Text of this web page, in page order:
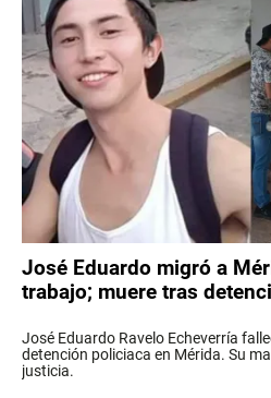
José Eduardo migró a
trabajo; muere tras
José Eduardo Ravelo Echeverría
detención policiaca en Mérida. Su
justicia.